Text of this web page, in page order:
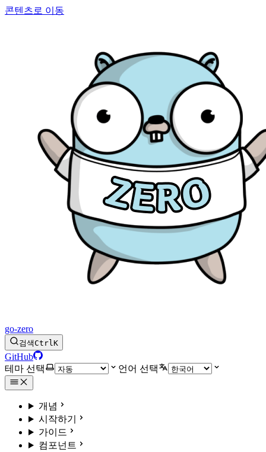
콘텐츠로 이동
go-zero
검색CtrlK
GitHub
테마 선택
언어 선택
개념
시작하기
가이드
컴포넌트